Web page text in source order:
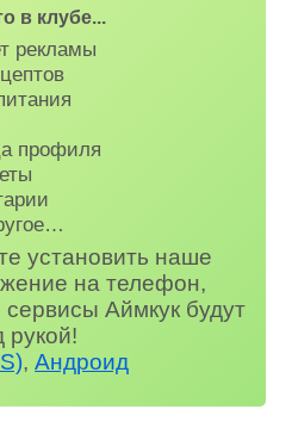
в клубе...
рекламы
профиля
установить наше
на телефон,
Аймкук будут
рукой!
,Андроид